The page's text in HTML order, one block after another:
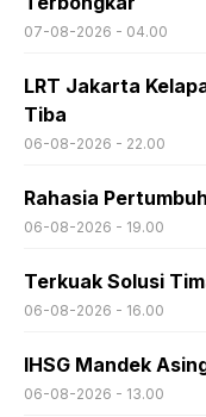
07-08-2026 - 04.00
LRT Jakarta
Tiba
06-08-2026 - 22.00
Rahasia
06-08-2026 - 19.00
Terkuak Solusi
06-08-2026 - 16.00
IHSG Mandek
06-08-2026 - 13.00